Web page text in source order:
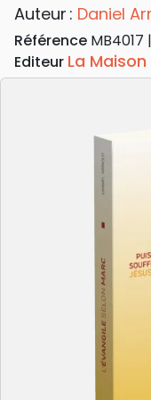
Auteur : Daniel
Référence MB4017
Editeur La